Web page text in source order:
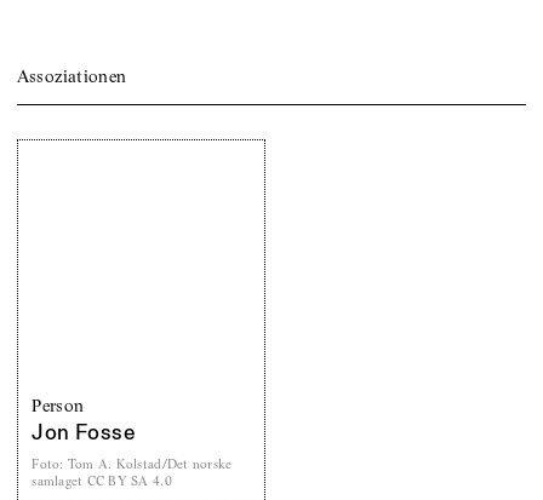
Assoziationen
Person
Jon Fosse
Foto: Tom A. Kolstad/Det norske
samlaget CC BY SA 4.0